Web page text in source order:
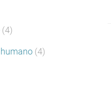
(4)
(4)